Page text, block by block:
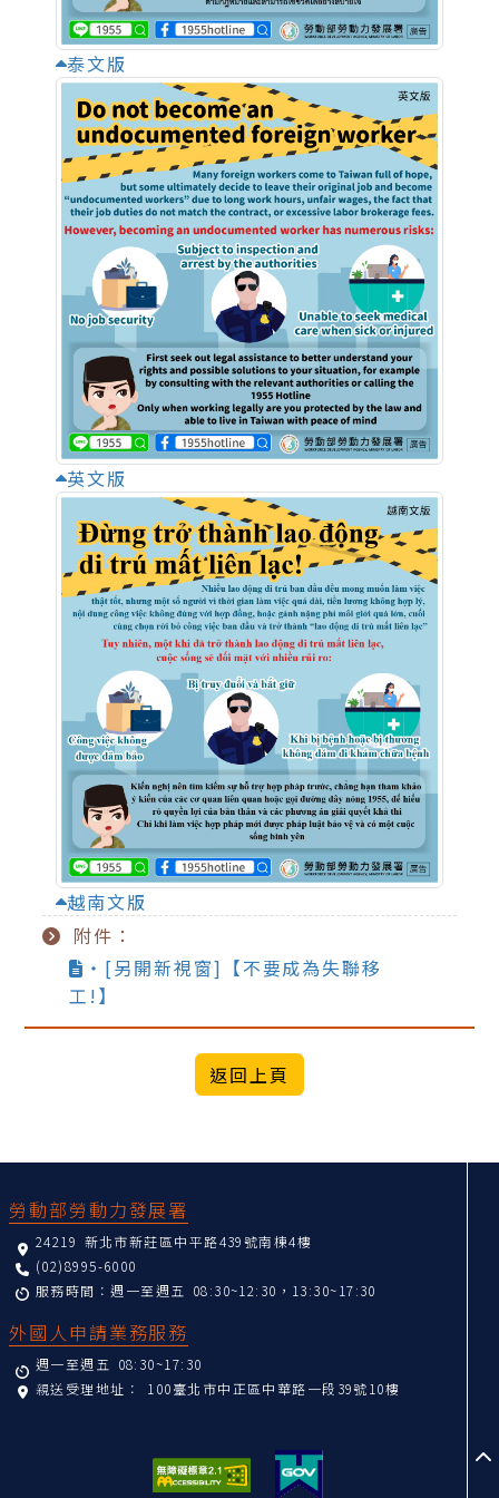
泰文版
英文版
越南文版
附件：
‧[另開新視窗]【不要成為失聯移
工!】
勞動部勞動力發展署
24219 新北市新莊區中平路439號南棟4樓
(02)8995-6000
服務時間：週一至週五 08:30~12:30，13:30~17:30
外國人申請業務服務
週一至週五 08:30~17:30
親送受理地址： 100臺北市中正區中華路一段39號10樓
至